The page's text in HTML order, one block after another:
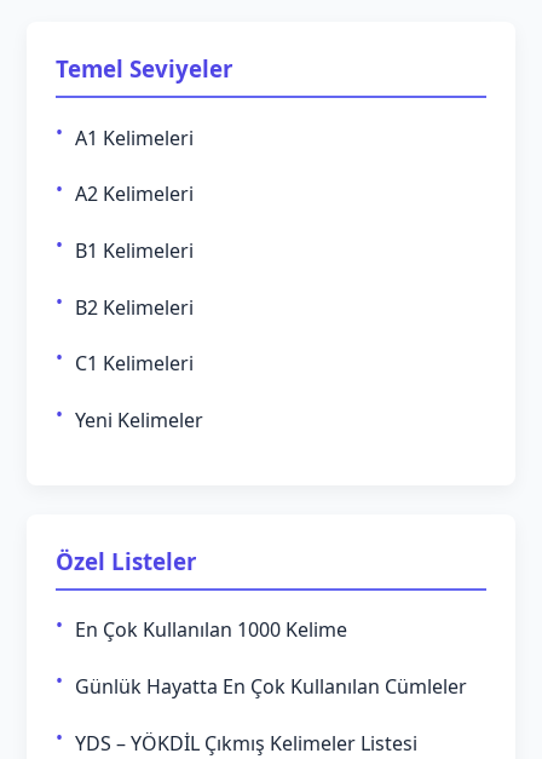
Temel Seviyeler
A1 Kelimeleri
A2 Kelimeleri
B1 Kelimeleri
B2 Kelimeleri
C1 Kelimeleri
Yeni Kelimeler
Özel Listeler
En Çok Kullanılan 1000 Kelime
Günlük Hayatta En Çok Kullanılan Cümleler
YDS – YÖKDİL Çıkmış Kelimeler Listesi